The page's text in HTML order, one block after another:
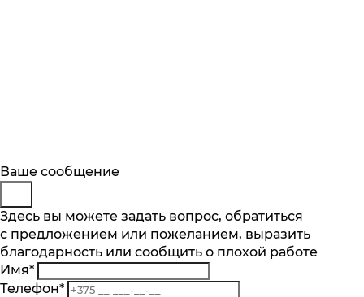
Описание
Отзывы
Основные характеристики
Объем духового шкафа, л
44
Тип очистки
Будьте в курсе
Подпишитесь на последние обновления
и узнавайте о новинках и специальных
предложениях первыми
Подписаться
Заказ обратного звонка
Представьтесь
Телефон*
Комментарий
Ваше сообщение
Здесь вы можете задать вопрос, обратиться
с предложением или пожеланием, выразить
благодарность или сообщить о плохой работе
Имя*
Телефон*